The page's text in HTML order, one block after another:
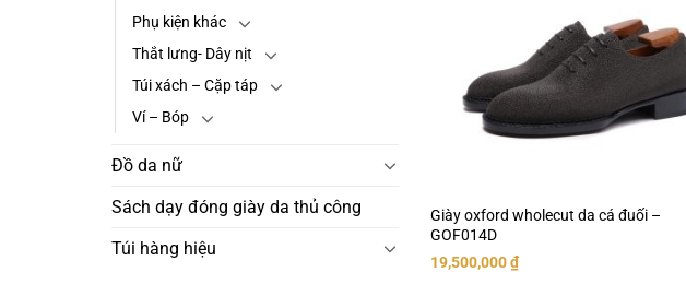
Phụ kiện khác
Thắt lưng- Dây nịt
Túi xách – Cặp táp
Ví – Bóp
Đồ da nữ
Sách dạy đóng giày da thủ công
Túi hàng hiệu
Giày oxford wholecut da cá đuối –
GOF014D
19,500,000₫